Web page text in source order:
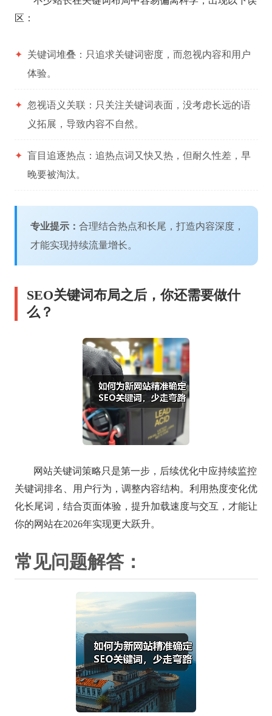
区：
✦ 关键词堆叠：只追求关键词密度，而忽视内容和用户
体验。
✦ 忽视语义关联：只关注关键词表面，没考虑长远的语
义拓展，导致内容不自然。
✦ 盲目追逐热点：追热点词又快又热，但耐久性差，早
晚要被淘汰。
专业提示： 合理结合热点和长尾，打造内容深度，
才能实现持续流量增长。
SEO关键词布局之后，你还需要做什
么？
网站关键词策略只是第一步，后续优化中应持续监控
关键词排名、用户行为，调整内容结构。利用热度变化优
化长尾词，结合页面体验，提升加载速度与交互，才能让
你的网站在2026年实现更大跃升。
常见问题解答：